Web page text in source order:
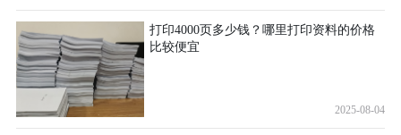
打印4000页多少钱？哪里打印资料的价格
比较便宜
2025-08-04